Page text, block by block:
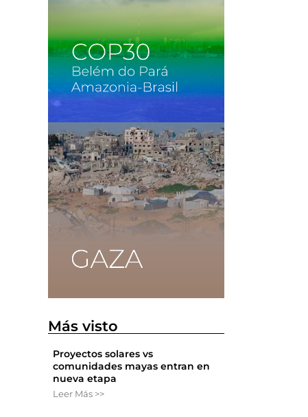
Más visto
Proyectos solares vs
comunidades mayas entran en
nueva etapa
Leer Más >>